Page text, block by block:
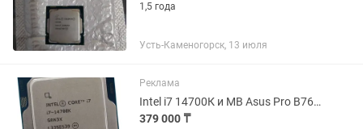
1,5 года
Усть-Каменогорск, 13 июля
Реклама
Intel i7 14700К и MB Asus Pro B760 и DDR4 32Gb 4000
379 000 ₸